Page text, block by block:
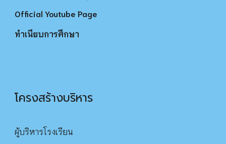
Official Youtube Page
ทำเนียบการศึกษา
โครงสร้างบริหาร
ผู้บริหารโรงเรียน